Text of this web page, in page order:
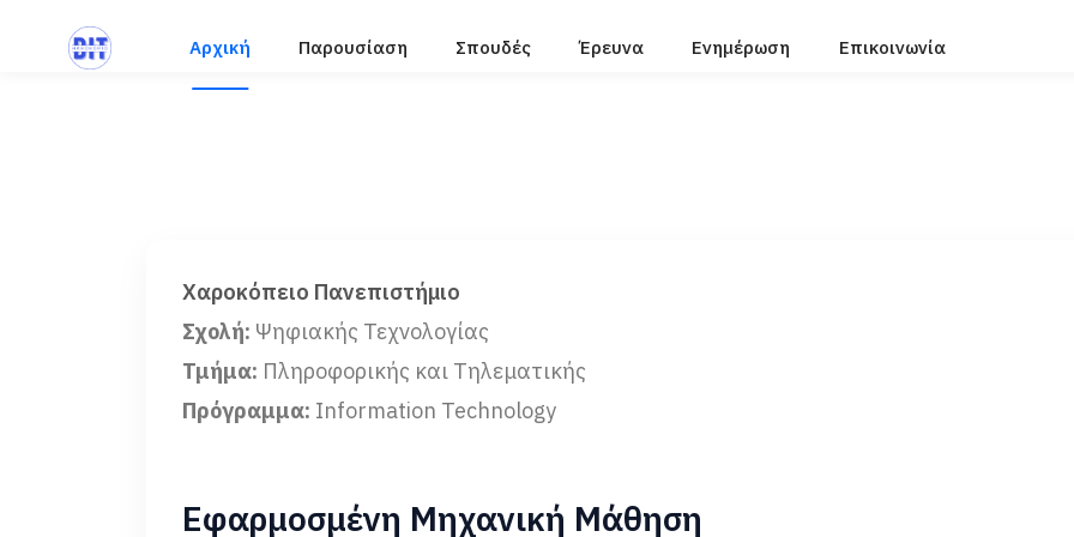
Αρχική Παρουσίαση Σπουδές Έρευνα Ενημέρωση Επικοινωνία
Χαροκόπειο Πανεπιστήμιο
Σχολή: Ψηφιακής Τεχνολογίας
Τμήμα: Πληροφορικής και Τηλεματικής
Πρόγραμμα: Information Technology
Εφαρμοσμένη Μηχανική Μάθηση